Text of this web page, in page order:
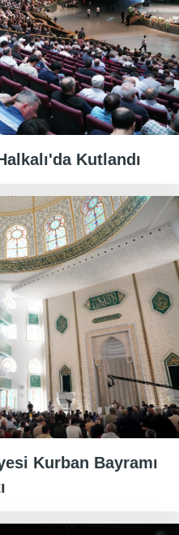
Kutlandı
Kurban Bayramı